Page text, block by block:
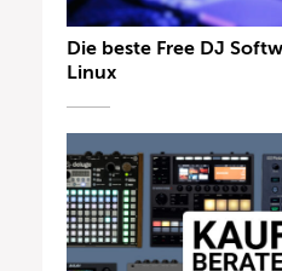
Die beste Free DJ
Linux